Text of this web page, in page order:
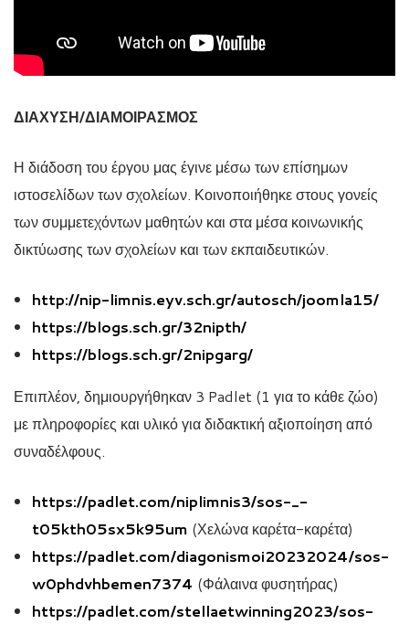
ΔΙΑΧΥΣΗ/ΔΙΑΜΟΙΡΑΣΜΟΣ
Η διάδοση του έργου μας έγινε μέσω των επίσημων
ιστοσελίδων των σχολείων. Κοινοποιήθηκε στους γονείς
των συμμετεχόντων μαθητών και στα μέσα κοινωνικής
δικτύωσης των σχολείων και των εκπαιδευτικών.
http://nip-limnis.eyv.sch.gr/autosch/joomla15/
https://blogs.sch.gr/32nipth/
https://blogs.sch.gr/2nipgarg/
Επιπλέον, δημιουργήθηκαν 3 Padlet (1 για το κάθε ζώο)
με πληροφορίες και υλικό για διδακτική αξιοποίηση από
συναδέλφους.
https://padlet.com/niplimnis3/sos-_-
t05kth05sx5k95um (Χελώνα καρέτα-καρέτα)
https://padlet.com/diagonismoi20232024/sos-
w0phdvhbemen7374 (Φάλαινα φυσητήρας)
https://padlet.com/stellaetwinning2023/sos-